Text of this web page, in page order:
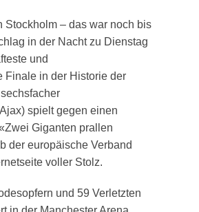
Stockholm – das war noch bis
in der Nacht zu Dienstag
und
Finale in der Historie der
spielt gegen einen
Giganten prallen
der europäische Verband
voller Stolz.
und 59 Verletzten